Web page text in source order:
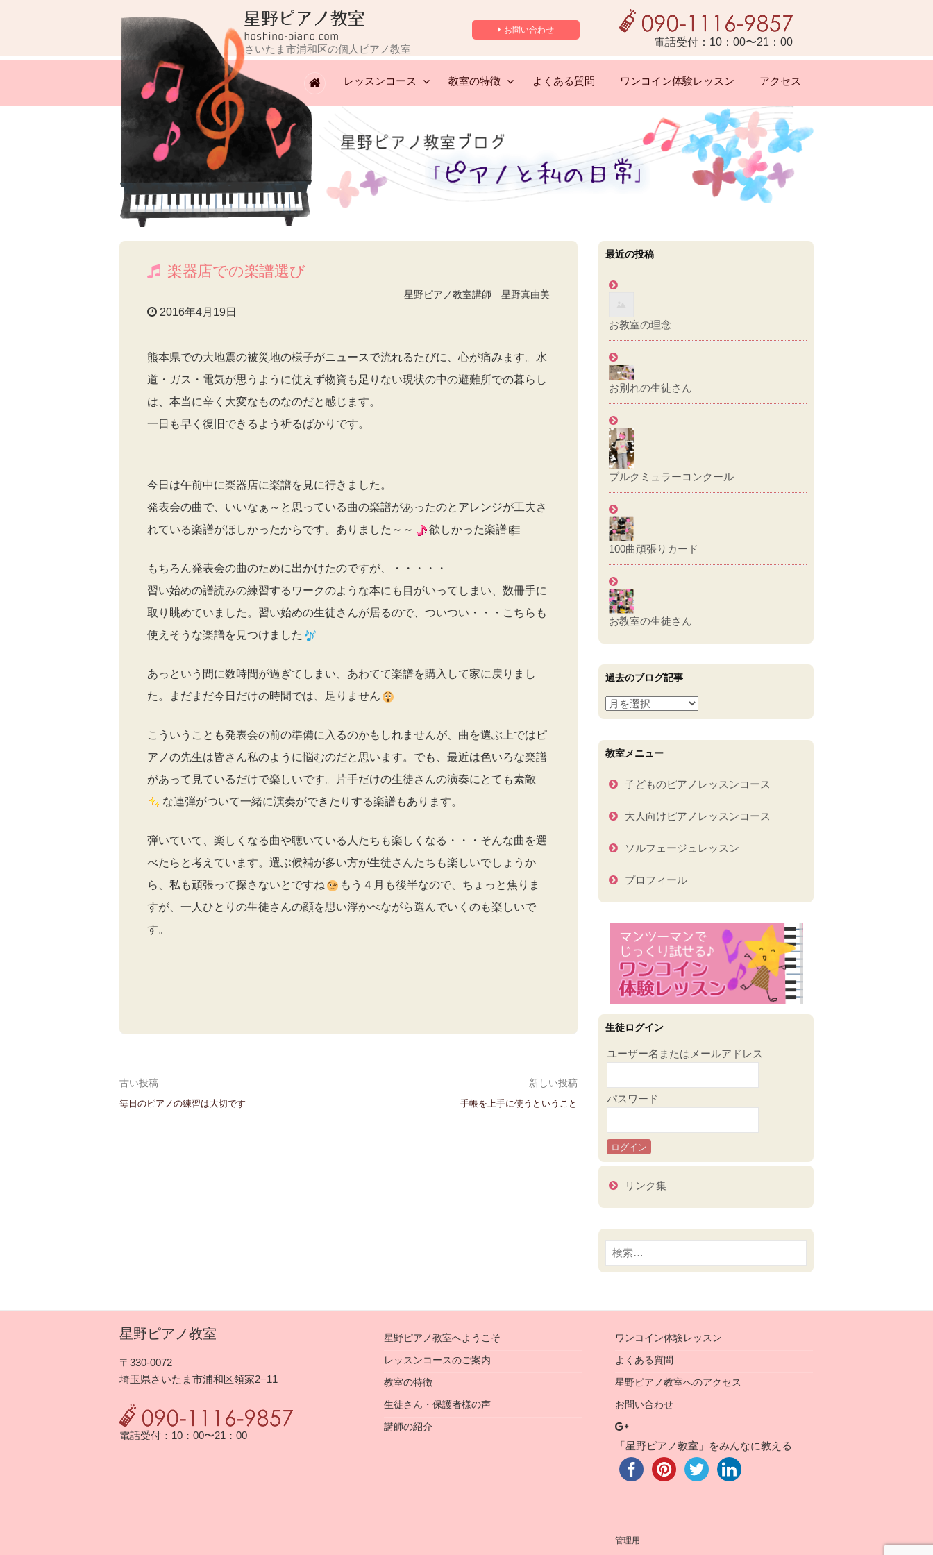
さいたま市浦和区の個人ピアノ教室
お問い合わせ
電話受付：10：00〜21：00
レッスンコース 教室の特徴 よくある質問 ワンコイン体験レッスン アクセス
楽器店での楽譜選び
星野ピアノ教室講師 星野真由美
2016年4月19日
熊本県での大地震の被災地の様子がニュースで流れるたびに、心が痛みます。水
道・ガス・電気が思うように使えず物資も足りない現状の中の避難所での暮らし
は、本当に辛く大変なものなのだと感じます。
一日も早く復旧できるよう祈るばかりです。
今日は午前中に楽器店に楽譜を見に行きました。
発表会の曲で、いいなぁ～と思っている曲の楽譜があったのとアレンジが工夫さ
れている楽譜がほしかったからです。ありました～～
欲しかった楽譜
もちろん発表会の曲のために出かけたのですが、・・・・・
習い始めの譜読みの練習するワークのような本にも目がいってしまい、数冊手に
取り眺めていました。習い始めの生徒さんが居るので、ついつい・・・こちらも
使えそうな楽譜を見つけました
あっという間に数時間が過ぎてしまい、あわてて楽譜を購入して家に戻りまし
た。まだまだ今日だけの時間では、足りません
こういうことも発表会の前の準備に入るのかもしれませんが、曲を選ぶ上ではピ
アノの先生は皆さん私のように悩むのだと思います。でも、最近は色いろな楽譜
があって見ているだけで楽しいです。片手だけの生徒さんの演奏にとても素敵
な連弾がついて一緒に演奏ができたりする楽譜もあります。
弾いていて、楽しくなる曲や聴いている人たちも楽しくなる・・・そんな曲を選
べたらと考えています。選ぶ候補が多い方が生徒さんたちも楽しいでしょうか
ら、私も頑張って探さないとですね
もう４月も後半なので、ちょっと焦りま
すが、一人ひとりの生徒さんの顔を思い浮かべながら選んでいくのも楽しいで
す。
投
ン
古い投稿
毎日のピアノの練習は大切です
新しい投稿
手帳を上手に使うということ
最近の投稿
お教室の理念
お別れの生徒さん
ブルクミュラーコンクール
100曲頑張りカード
お教室の生徒さん
過去のブログ記事
過
去
ブ
グ
事
教室メニュー
子どものピアノレッスンコース
大人向けピアノレッスンコース
ソルフェージュレッスン
プロフィール
生徒ログイン
ユーザー名またはメールアドレス
パスワード
リンク集
検
索:
星野ピアノ教室
〒330-0072
埼玉県さいたま市浦和区領家2−11
電話受付：10：00〜21：00
星野ピアノ教室へようこそ
レッスンコースのご案内
教室の特徴
生徒さん・保護者様の声
講師の紹介
ワンコイン体験レッスン
よくある質問
星野ピアノ教室へのアクセス
お問い合わせ
「星野ピアノ教室」をみんなに教える
管理用